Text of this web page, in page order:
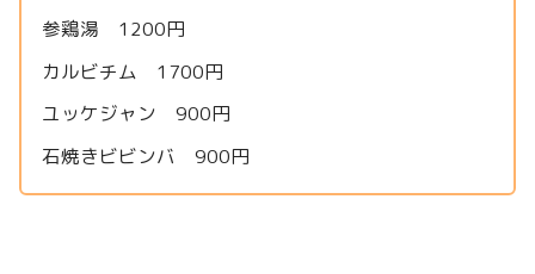
参鶏湯 1200円
カルビチム 1700円
ユッケジャン 900円
石焼きビビンバ 900円